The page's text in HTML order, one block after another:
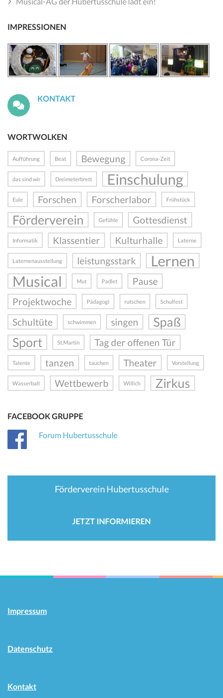
IMPRESSIONEN
KONTAKT
WORTWOLKEN
Aufführung Beat Bewegung Corona-Zeit
das sind wir Dreimeterbrett Einschulung
Eule Forschen Forscherlabor Frühstück
Förderverein Gefühle Gottesdienst
Informatik Klassentier Kulturhalle Laterne
Laternenausstellung leistungsstark
Lernen
Musical
Mut Padlet
Pause
Projektwoche
Pädagogi rutschen Schulfest
Schultüte schwimmen singen
Spaß
Sport
St.Martin Tag der offenen Tür
Talente tanzen tauchen Theater Vorstellung
Wasserball Wettbewerb Willich Zirkus
FACEBOOK GRUPPE
Forum Hubertusschule
Förderverein Hubertusschule
JETZT INFORMIEREN
Impressum
Datenschutz
Kontakt